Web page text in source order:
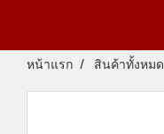
หน้าแรก สินค้าทั้งหมด